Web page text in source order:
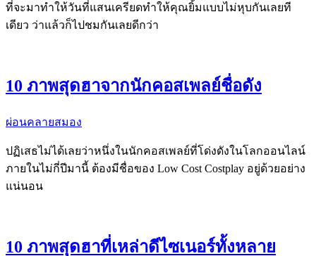
ที่จะมาทำให้วันที่แสนเครียดทำให้คุณยิ้มแบบไม่หุบกันเลยที
เดียว ว่าแล้วก็ไปชมกันเลยดีกว่า
10 ภาพสุดฮาจากนักคอสเพลย์ชื่อดัง
ผ่อนคลายสมอง
ปฏิเสธไม่ได้เลยว่าหนึ่งในนักคอสเพลย์ที่โด่งดังในโลกออนไลน์
ภายในไม่กี่ปีมานี้ ต้องมีชื่อของ Low Cost Costplay อยู่ด้วยอย่าง
แน่นอน
10 ภาพสุดฮาที่เหล่าดีไซเนอร์ทั้งหลาย